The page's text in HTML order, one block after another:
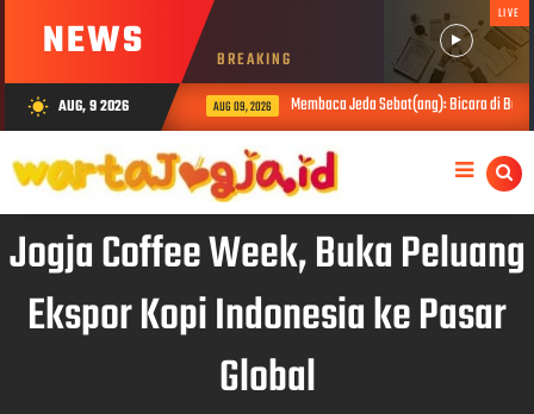
NEWS BREAKING
LIVE
wb_sunny AUG, 9 2026 AUG 09, 2026 Membaca Jeda Sebat(ang): Bicara di
Jogja Coffee Week, Buka Peluang
Ekspor Kopi Indonesia ke Pasar
Global